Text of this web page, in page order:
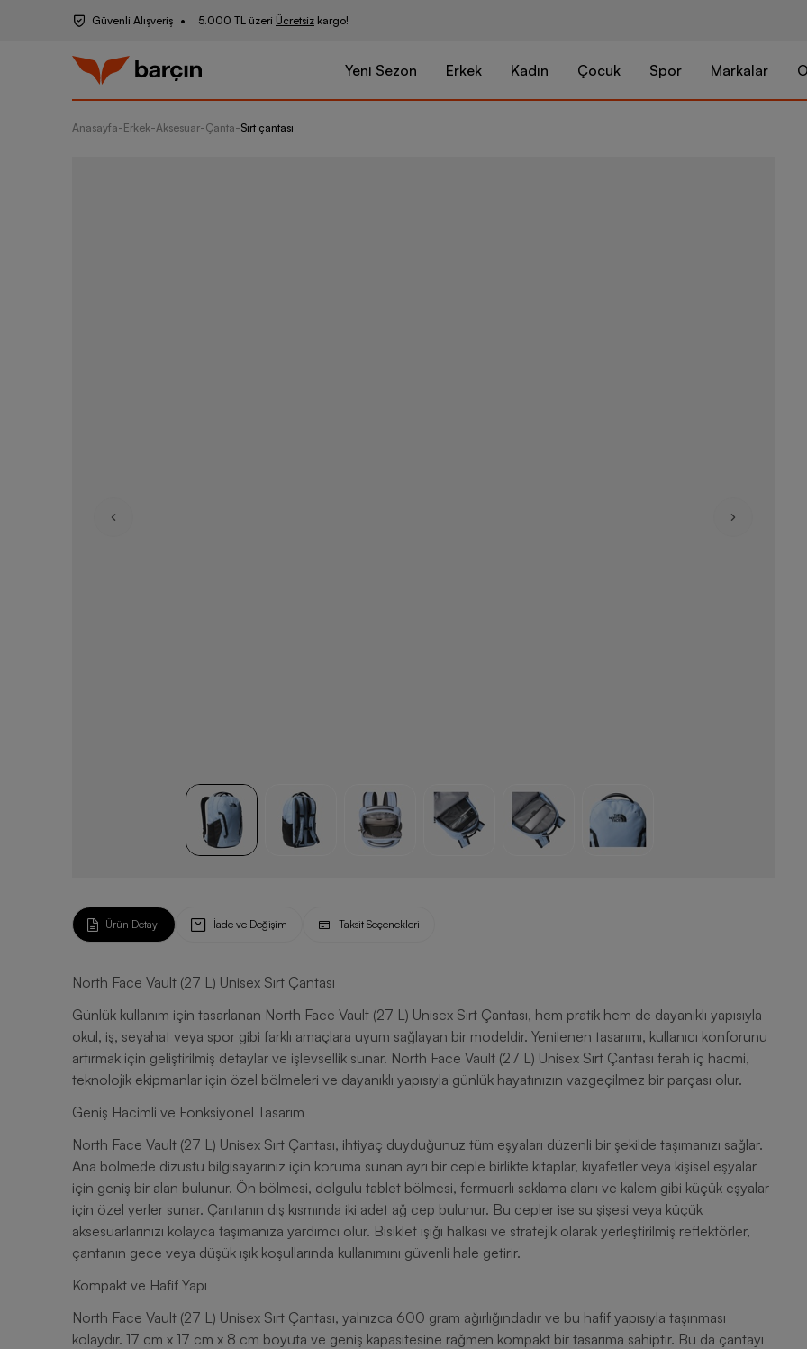
Güvenli Alışveriş 5.000 TL üzeri Ücretsiz kargo!
Yeni Sezon Erkek Kadın Çocuk Spor Markalar
Anasayfa-Erkek-Aksesuar-Çanta-Sırt çantası
North Face
Ürün Detayı İade ve Değişim Taksit Seçenekleri
North Face Vault (27 L) Unisex Sırt Çantası
Günlük kullanım için tasarlanan North Face Vault (27 L) Unisex Sırt Çantası, hem pratik hem de dayanıklı yapısıyla
okul, iş, seyahat veya spor gibi farklı amaçlara uyum sağlayan bir modeldir. Yenilenen tasarımı, kullanıcı konforunu
artırmak için geliştirilmiş detaylar ve işlevsellik sunar. North Face Vault (27 L) Unisex Sırt Çantası ferah iç hacmi,
teknolojik ekipmanlar için özel bölmeleri ve dayanıklı yapısıyla günlük hayatınızın vazgeçilmez bir parçası olur.
Geniş Hacimli ve Fonksiyonel Tasarım
North Face Vault (27 L) Unisex Sırt Çantası, ihtiyaç duyduğunuz tüm eşyaları düzenli bir şekilde taşımanızı sağlar.
Ana bölmede dizüstü bilgisayarınız için koruma sunan ayrı bir ceple birlikte kitaplar, kıyafetler veya kişisel eşyalar
için geniş bir alan bulunur. Ön bölmesi, dolgulu tablet bölmesi, fermuarlı saklama alanı ve kalem gibi küçük eşyalar
için özel yerler sunar. Çantanın dış kısmında iki adet ağ cep bulunur. Bu cepler ise su şişesi veya küçük
aksesuarlarınızı kolayca taşımanıza yardımcı olur. Bisiklet ışığı halkası ve stratejik olarak yerleştirilmiş reflektörler,
çantanın gece veya düşük ışık koşullarında kullanımını güvenli hale getirir.
Kompakt ve Hafif Yapı
North Face Vault (27 L) Unisex Sırt Çantası, yalnızca 600 gram ağırlığındadır ve bu hafif yapısıyla taşınması
kolaydır. 17 cm x 17 cm x 8 cm boyuta ve geniş kapasitesine rağmen kompakt bir tasarıma sahiptir. Bu da çantayı